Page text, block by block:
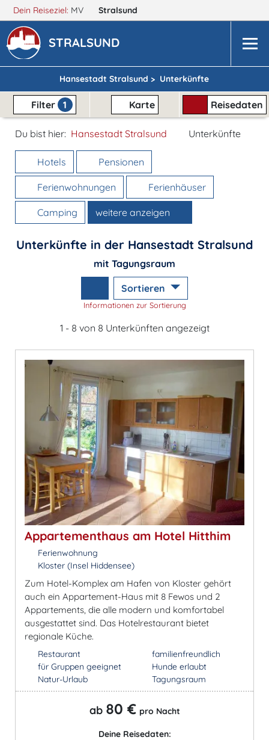
Dein Reiseziel: MV Stralsund
STRALSUND
Hansestadt Stralsund > Unterkünfte
Filter 1 Karte Reisedaten
Du bist hier: Hansestadt Stralsund Unterkünfte
Hotels Pensionen
Ferienwohnungen Ferienhäuser
Camping weitere anzeigen
Unterkünfte in der Hansestadt Stralsund
mit Tagungsraum
Sortieren
Informationen zur Sortierung
1 - 8 von 8 Unterkünften angezeigt
Appartementhaus am Hotel Hitthim
Ferienwohnung
Kloster (Insel Hiddensee)
Zum Hotel-Komplex am Hafen von Kloster gehört
auch ein Appartement-Haus mit 8 Fewos und 2
Appartements, die alle modern und komfortabel
ausgestattet sind. Das Hotelrestaurant bietet
regionale Küche.
Restaurant
für Gruppen geeignet
Natur-Urlaub
familienfreundlich
Hunde erlaubt
Tagungsraum
ab 80 € pro Nacht
Deine Reisedaten: